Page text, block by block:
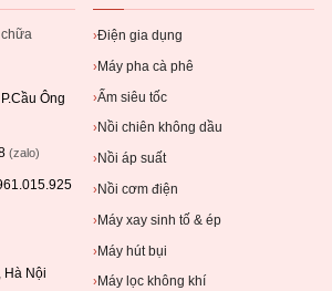
chữa
Ông
(zalo)
Hà Nội
›Điện gia dụng
›Máy pha cà phê
›Ấm siêu tốc
› Nồi chiên không dầu
› Nồi áp suất
› Nồi cơm điện
›Máy xay sinh tố & ép
›Máy hút bụi
› Máy lọc không khí